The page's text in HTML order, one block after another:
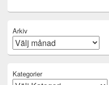
Arkiv
Kategorier